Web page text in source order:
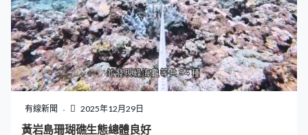
每日亦平均有逾9萬人次出入境。
有線新聞 2025年12月29日
黃岩島珊瑚礁生態總體良好